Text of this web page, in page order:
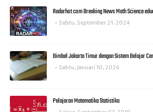
Radarhot com Breaking News Math Science
Sabtu, September 21, 2024
Bimbel Jakarta Timur dengan Sistem Belajar
Sabtu, Januari 10, 2026
Pelajaran Matematika Statistika